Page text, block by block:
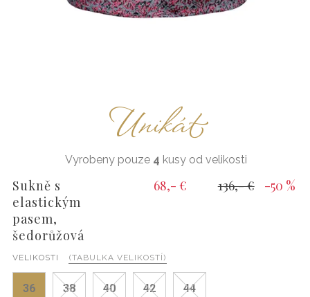
Unikát
Vyrobeny pouze 4 kusy od velikosti
Sukně s
elastickým
pasem,
šedorůžová
68,- € 136,- € -50 %
VELIKOSTI (TABULKA VELIKOSTÍ)
36 38 40 42 44